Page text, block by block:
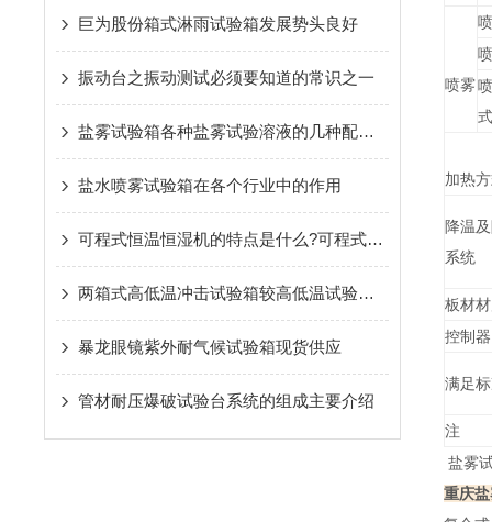
巨为股份箱式淋雨试验箱发展势头良好
振动台之振动测试必须要知道的常识之一
盐雾试验箱各种盐雾试验溶液的几种配置方法
盐水喷雾试验箱在各个行业中的作用
可程式恒温恒湿机的特点是什么?可程式恒温恒湿机的特点详解
两箱式高低温冲击试验箱较高低温试验箱的特点
暴龙眼镜紫外耐气候试验箱现货供应
管材耐压爆破试验台系统的组成主要介绍
喷雾
式
加热
降温
系统
板材
控制器
满足
注
盐雾
重庆